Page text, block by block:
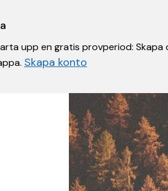
upp en gratis provperiod:
Skapa konto